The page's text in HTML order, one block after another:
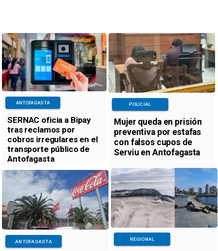
SERNAC oficia a Bipay
tras reclamos por
cobros irregulares en el
transporte público de
Antofagasta
ANTOFAGASTA
Mujer queda en prisión
preventiva por estafas
con falsos cupos de
Serviu en Antofagasta
POLICIAL
ANTOFAGASTA REGIONAL